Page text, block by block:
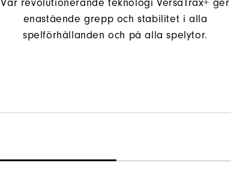
enastående grepp och stabilitet i alla
spelförhållanden och på alla spelytor.